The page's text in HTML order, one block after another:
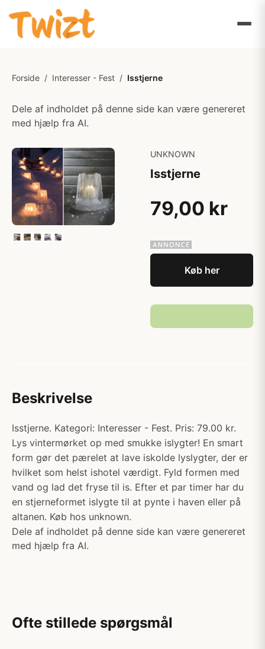
Forside / Interesser - Fest / Isstjerne
Dele af indholdet på denne side kan være genereret
med hjælp fra AI.
UNKNOWN
Isstjerne
79,00 kr
Køb her
Beskrivelse
Isstjerne. Kategori: Interesser - Fest. Pris: 79.00 kr.
Lys vintermørket op med smukke islygter! En smart
form gør det pærelet at lave iskolde lyslygter, der er
hvilket som helst ishotel værdigt. Fyld formen med
vand og lad det fryse til is. Efter et par timer har du
en stjerneformet islygte til at pynte i haven eller på
altanen. Køb hos unknown.
Dele af indholdet på denne side kan være genereret
med hjælp fra AI.
Ofte stillede spørgsmål